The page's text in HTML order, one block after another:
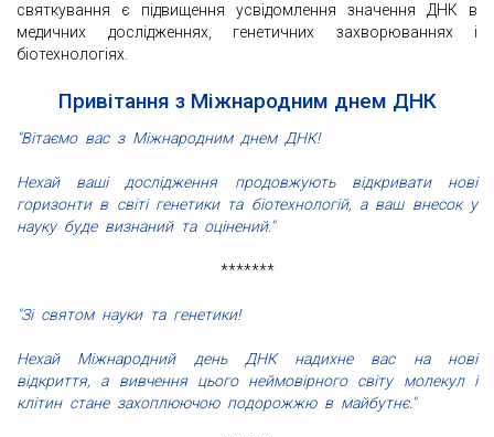
святкування є підвищення усвідомлення значення ДНК в
медичних дослідженнях, генетичних захворюваннях і
біотехнологіях.
Привітання з Міжнародним днем ДНК
"Вітаємо вас з Міжнародним днем ДНК!
Нехай ваші дослідження продовжують відкривати нові
горизонти в світі генетики та біотехнологій, а ваш внесок у
науку буде визнаний та оцінений."
*******
"Зі святом науки та генетики!
Нехай Міжнародний день ДНК надихне вас на нові
відкриття, а вивчення цього неймовірного світу молекул і
клітин стане захоплюючою подорожжю в майбутнє."